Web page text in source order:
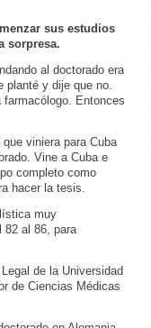
sus estudios
sorpresa.
al doctorado era
y dije que no.
Entonces
viniera para Cuba
Vine a Cuba e
completo como
hacer la tesis.
muy
82 al 86, para
de la Universidad
de Ciencias Médicas